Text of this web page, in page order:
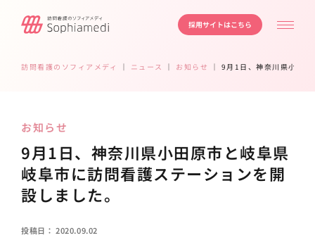
採用サイトはこちら
訪問看護のソフィアメディ ｜ ニュース ｜ お知らせ ｜ 9月1日、神奈川県小田
お知らせ
9月1日、神奈川県小田原市と岐阜県
岐阜市に訪問看護ステーションを開
設しました。
投稿日： 2020.09.02